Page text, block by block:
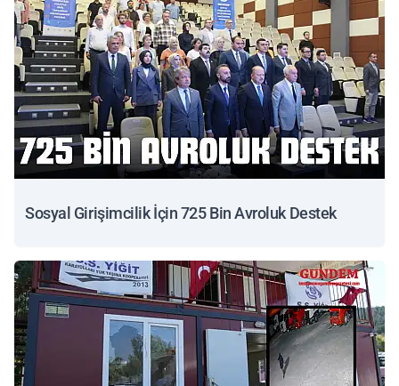
Sosyal Girişimcilik İçin 725 Bin Avroluk Destek